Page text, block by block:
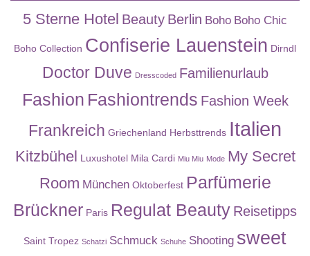
5 Sterne Hotel Beauty Berlin Boho Boho Chic
Boho Collection Confiserie Lauenstein Dirndl
Doctor Duve Dresscoded Familienurlaub
Fashion Fashiontrends Fashion Week
Frankreich Griechenland Herbsttrends Italien
Kitzbühel Luxushotel Mila Cardi Miu Miu Mode My Secret
Room München Oktoberfest Parfümerie
Brückner Paris Regulat Beauty Reisetipps
Saint Tropez Schatzi Schmuck Schuhe Shooting sweet